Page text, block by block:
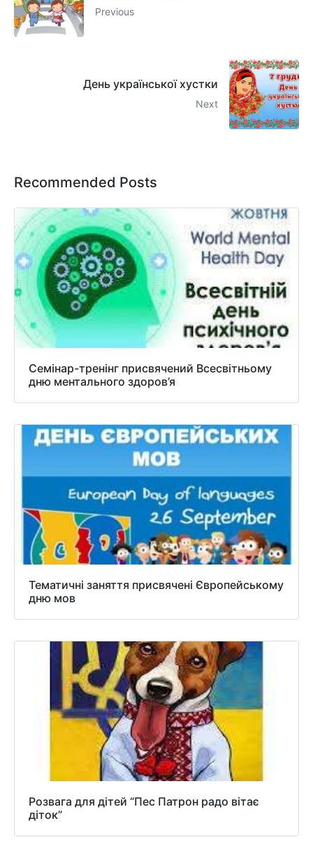
Previous
День української хустки
Next
Recommended Posts
Семінар-тренінг присвячений Всесвітньому
дню ментального здоров’я
Тематичні заняття присвячені Європейському
дню мов
Розвага для дітей “Пес Патрон радо вітає
діток”